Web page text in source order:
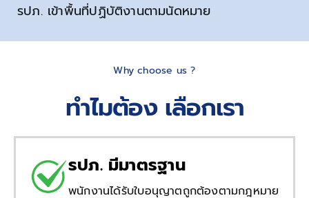
รปภ. เข้าพื้นที่ปฏิบัติงานตามนัดหมาย
Why choose us ?
ทำไมต้อง เลือกเรา
รปภ. มีมาตรฐาน
พนักงานได้รับใบอนุญาตถูกต้องตามกฎหมาย